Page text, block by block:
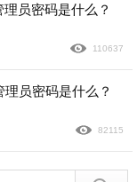
员密码是什么？
110637
员密码是什么？
82115